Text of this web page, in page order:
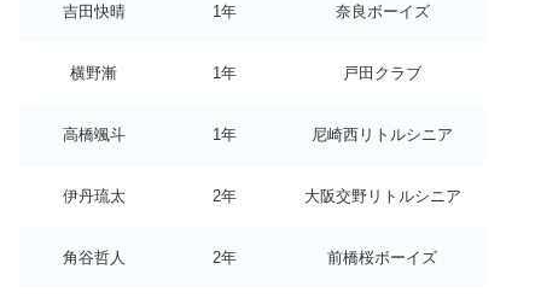
吉田快晴 1年 奈良ボーイズ
横野漸 1年 戸田クラブ
高橋颯斗 1年 尼崎西リトルシニア
伊丹琉太 2年 大阪交野リトルシニア
角谷哲人 2年 前橋桜ボーイズ